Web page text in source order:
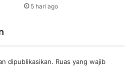
5 hari ago
dipublikasikan. Ruas yang wajib